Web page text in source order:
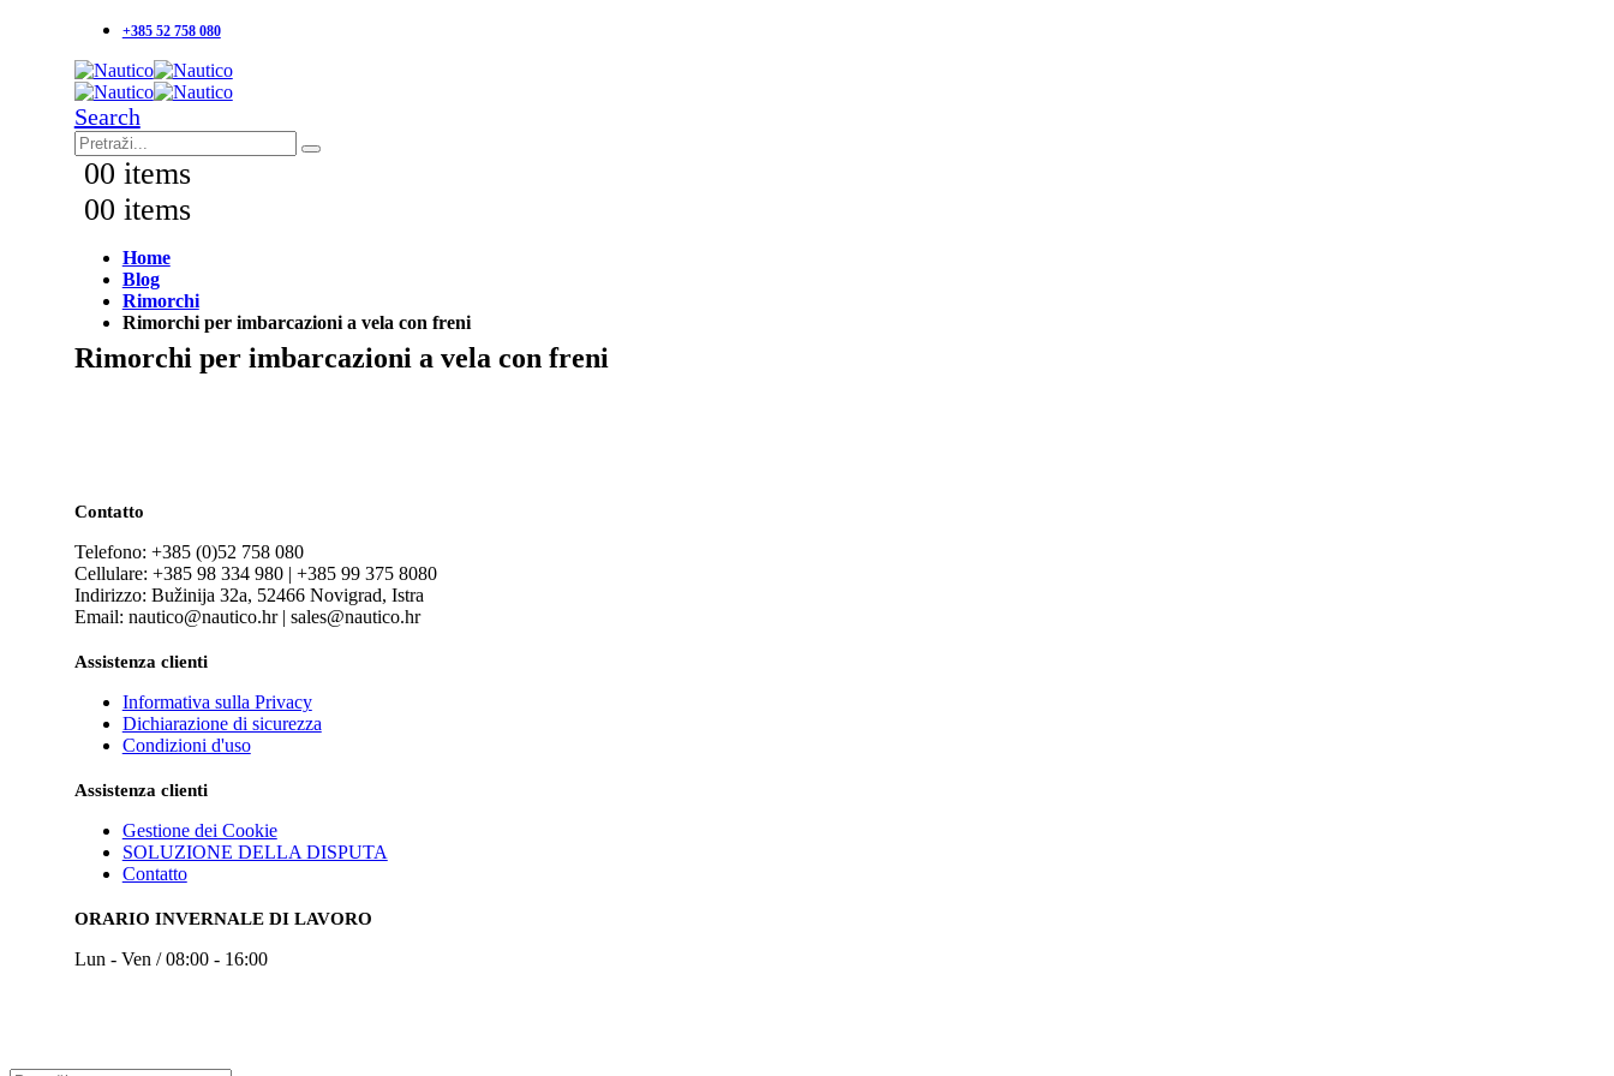
+385 52 758 080
Search
00 items
00 items
Home
Blog
Rimorchi
Rimorchi per imbarcazioni a vela con freni
Rimorchi per imbarcazioni a vela con freni
Contatto
Telefono: +385 (0)52 758 080
Cellulare: +385 98 334 980 | +385 99 375 8080
Indirizzo: Bužinija 32a, 52466 Novigrad, Istra
Email: nautico@nautico.hr | sales@nautico.hr
Assistenza clienti
Informativa sulla Privacy
Dichiarazione di sicurezza
Condizioni d'uso
Assistenza clienti
Gestione dei Cookie
SOLUZIONE DELLA DISPUTA
Contatto
ORARIO INVERNALE DI LAVORO
Lun - Ven / 08:00 - 16:00